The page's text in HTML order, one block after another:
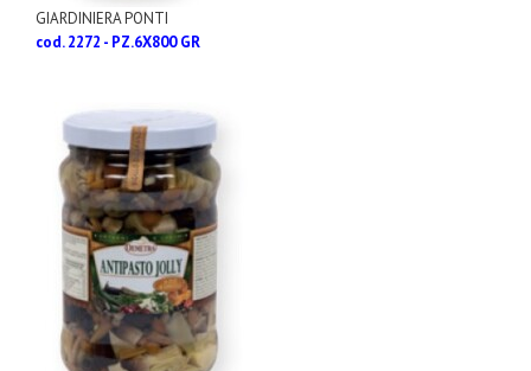
GIARDINIERA PONTI
cod. 2272 - PZ.6X800 GR